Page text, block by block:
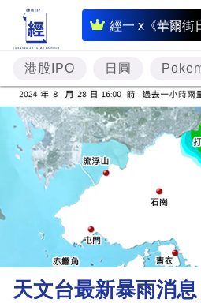
經一 x《華爾街
即
時
財
經
專
題
投
資
市
理
財
港股IPO 日圓
天文台最新暴雨消